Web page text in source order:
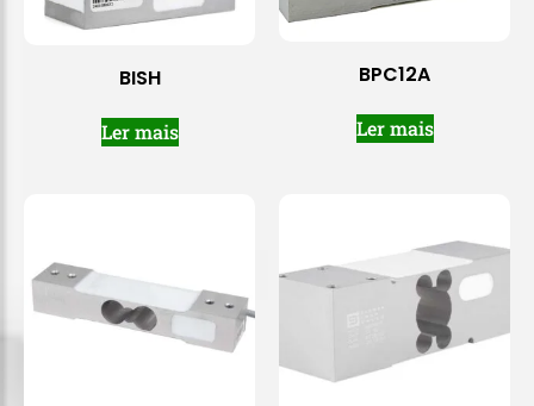
BISH
Ler mais
BPC12A
Ler mais